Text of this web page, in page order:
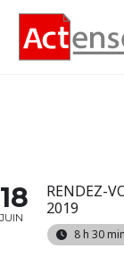
18
JUIN
RENDEZ-
2019
8 h 30